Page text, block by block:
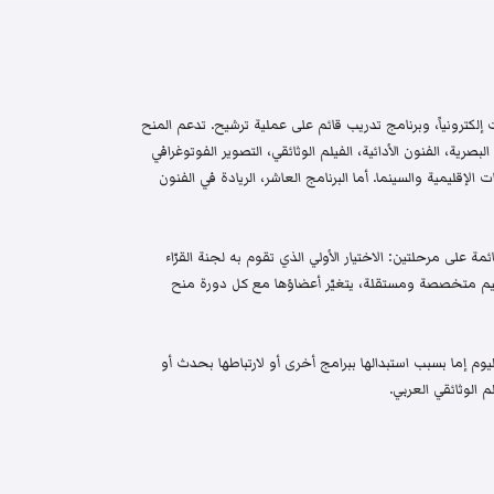
وبرنامج تدريب قائم على عملية ترشيح. تدعم المنح
الفنون الأدائية، الفيلم الوثائقي، التصوير الفوتوغرافي
والسينما. أما البرنامج العاشر، الريادة في الفنون
قائمة على مرحلتين: الاختيار الأولي الذي تقوم به لجنة القرّاء
متخصصة ومستقلة، يتغيّر أعضاؤها مع كل دورة منح
إما بسبب استبدالها ببرامج أخرى أو لارتباطها بحدث أو
الوثائقي العربي.